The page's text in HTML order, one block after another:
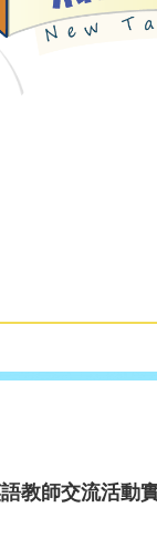
教師交流活動